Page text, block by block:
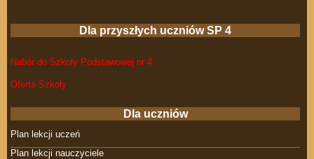
Dla przyszłych uczniów SP 4
Nabór do Szkoły Podstawowej nr 4
Oferta Szkoły
Dla uczniów
Plan lekcji uczeń
Plan lekcji nauczyciele